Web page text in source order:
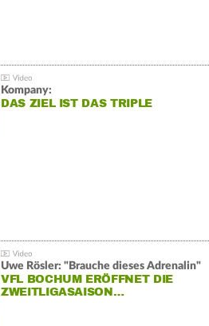
Kompany:
DAS ZIEL IST DAS TRIPLE
Uwe Rösler: "Brauche dieses Adrenalin"
VFL BOCHUM ERÖFFNET DIE
ZWEITLIGASAISON…